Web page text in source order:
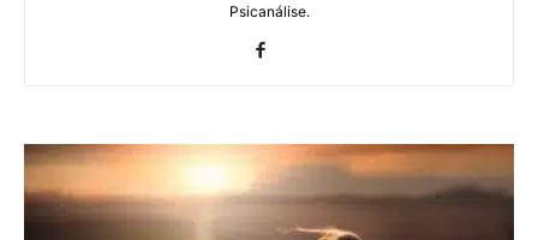
Psicanálise.